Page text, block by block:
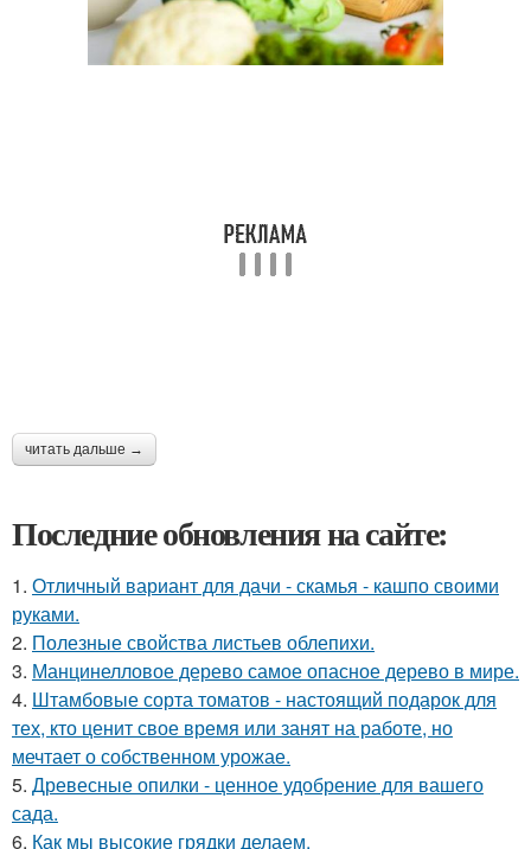
читать дальше →
Последние обновления на сайте:
1. Отличный вариант для дачи - скамья - кашпо своими
руками.
2. Полезные свойства листьев облепихи.
3. Манцинелловое дерево самое опасное дерево в мире.
4. Штамбовые сорта томатов - настоящий подарок для
тех, кто ценит свое время или занят на работе, но
мечтает о собственном урожае.
5. Древесные опилки - ценное удобрение для вашего
сада.
6. Как мы высокие грядки делаем.